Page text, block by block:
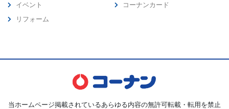
イベント
リフォーム
コーナンカード
当ホームページ掲載されているあらゆる内容の無許可転載・転用を禁止